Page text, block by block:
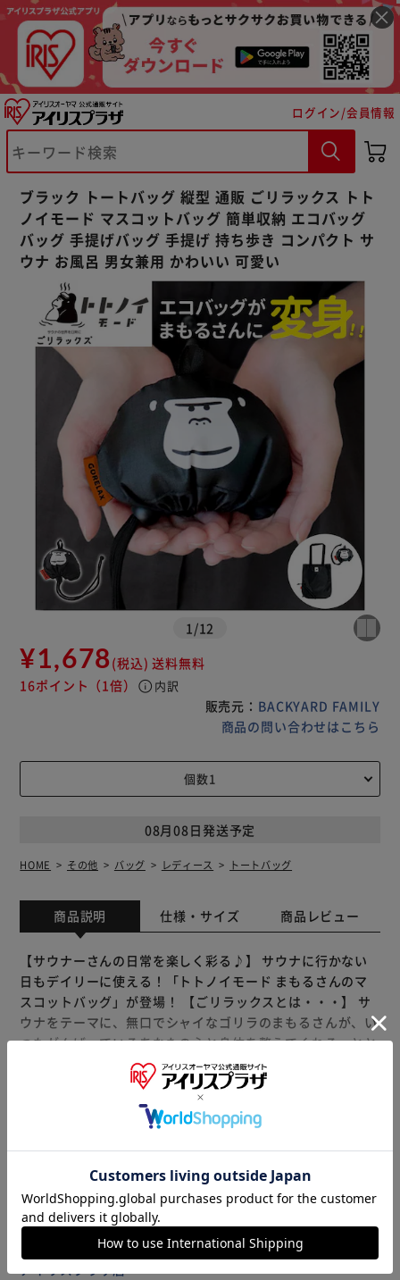
ログイン/会員情報
ブラック トートバッグ 縦型 通販 ごリラックス トト
ノイモード マスコットバッグ 簡単収納 エコバッグ
バッグ 手提げバッグ 手提げ 持ち歩き コンパクト サ
ウナ お風呂 男女兼用 かわいい 可愛い
1 /12
¥1,678(税込) 送料無料
16ポイント （1倍） info 内訳
販売元： BACKYARD FAMILY
商品の問い合わせはこちら
08月08日発送予定
HOME その他 バッグ レディース トートバッグ
商品説明 仕様・サイズ 商品レビュー
【サウナーさんの日常を楽しく彩る♪】 サウナに行かない
日もデイリーに使える！「トトノイモード まもるさんのマ
スコットバッグ」が登場！ 【ごリラックスとは・・・】 サ
ウナをテーマに、無口でシャイなゴリラのまもるさんが、い
つもがんばっているあなたの心と身体を整えてくれる、とと
のい系ブランド。 【ごリラックス待望の新シリーズ】 シン
プルなのに使いやすくて手に馴染む。使い心地にこだわっ
て、日常生活もトトノイモードに導く♪「トトノイモード」
はごリラックス待望の新シリーズ。 【エコバッグがまもる
ンパクトでも収納力抜群！】 薄手の生地を広げると幅
34cm×深さ39cmのワイドサイズで、サウナセットや小物
をすっぽり収納可能。 【肩掛けしやすい持ち手ハンドル】
ハンドルは肩掛けにできる長さに設計。サウナ帰りに着替え
もっと見る
じめご了承ください。
販売元(特定商取引法に基づく表記)：BACKYARD FAMILY
アイリスプラザ店
※ご確認ください
カートに入れる 購入手続きへ